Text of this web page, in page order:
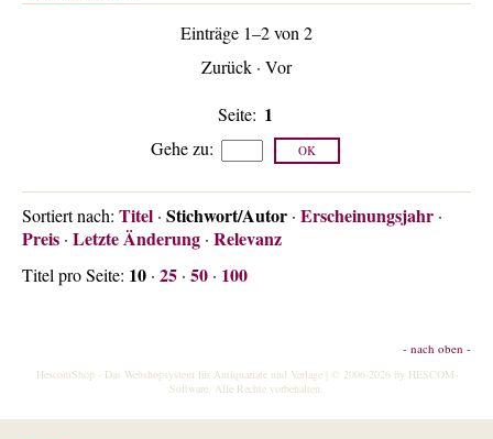
Einträge 1–2 von 2
Zurück · Vor
Seite: 1
Gehe zu:
Sortiert nach: Titel · Stichwort/Autor · Erscheinungsjahr ·
Preis · Letzte Änderung · Relevanz
Titel pro Seite: 10 · 25 · 50 · 100
- nach oben -
HescomShop- Das Webshopsystem für Antiquariate und Verlage | © 2006-2026 by HESCOM-
Software. Alle Rechte vorbehalten.